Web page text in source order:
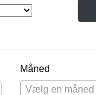
Måned
Vælg en måned